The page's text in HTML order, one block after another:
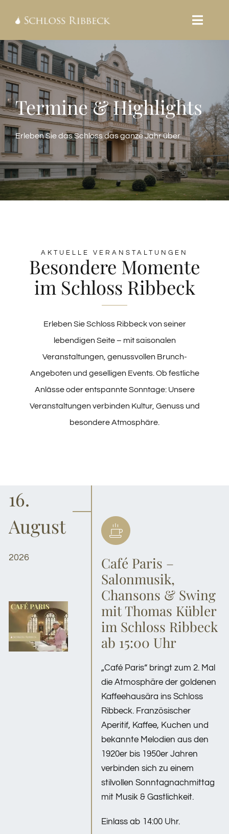
content
Toggle
HOME
TAGEN
HEIRATEN
FEIERN
KULTUR & MUSEUM
DAS SCHLOSS
KONTAKT
Termine & Highlights
Erleben Sie das Schloss das ganze Jahr über
AKTUELLE VERANSTALTUNGEN
Besondere Momente
im Schloss Ribbeck
Erleben Sie Schloss Ribbeck von seiner
lebendigen Seite – mit saisonalen
Veranstaltungen, genussvollen Brunch-
Angeboten und geselligen Events. Ob festliche
Anlässe oder entspannte Sonntage: Unsere
Veranstaltungen verbinden Kultur, Genuss und
besondere Atmosphäre.
16.
August
2026
Café Paris –
Salonmusik,
Chansons & Swing
mit Thomas Kübler
im Schloss Ribbeck
ab 15:00 Uhr
„Café Paris“ bringt zum 2. Mal
die Atmosphäre der goldenen
Kaffeehausära ins Schloss
Ribbeck. Französischer
Aperitif, Kaffee, Kuchen und
bekannte Melodien aus den
1920er bis 1950er Jahren
verbinden sich zu einem
stilvollen Sonntagnachmittag
mit Musik & Gastlichkeit.
Einlass ab 14:00 Uhr.